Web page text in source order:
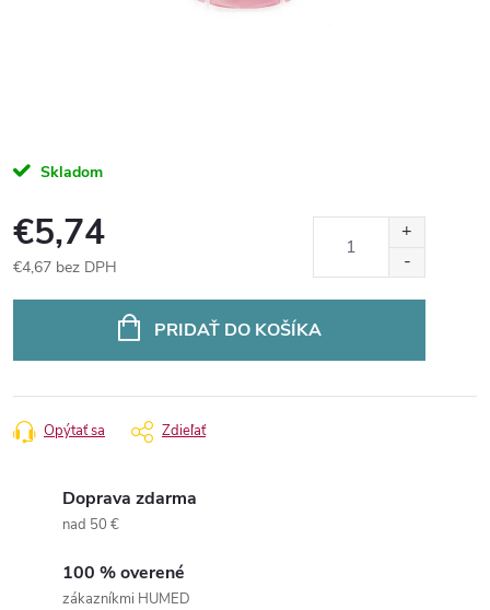
Skladom
€5,74
€4,67 bez DPH
PRIDAŤ DO KOŠÍKA
Opýtať sa Zdieľať
Doprava zdarma
nad 50 €
100 % overené
zákazníkmi HUMED